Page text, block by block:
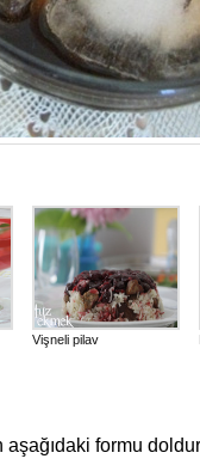
Vişneli pilav
formu